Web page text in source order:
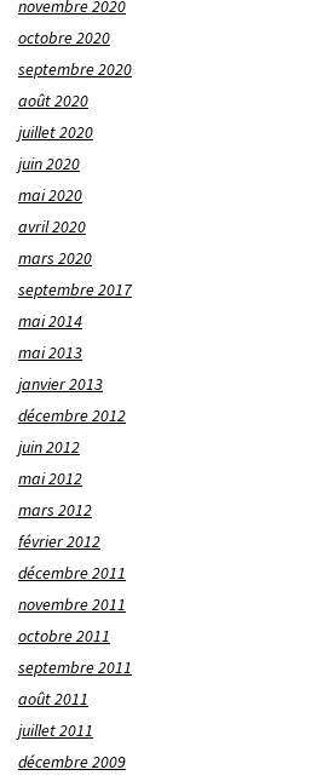
novembre 2020
octobre 2020
septembre 2020
août 2020
juillet 2020
juin 2020
mai 2020
avril 2020
mars 2020
septembre 2017
mai 2014
mai 2013
janvier 2013
décembre 2012
juin 2012
mai 2012
mars 2012
février 2012
décembre 2011
novembre 2011
octobre 2011
septembre 2011
août 2011
juillet 2011
décembre 2009